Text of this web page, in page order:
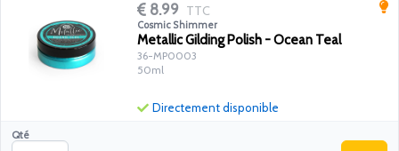
8.99 TTC
Cosmic Shimmer
Metallic Gilding Polish - Ocean Teal
36-MP0003
50ml
Qté
Directement disponible